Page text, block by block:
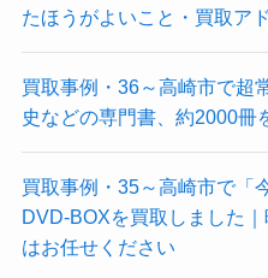
たほうがよいこと・買取ア
買取事例・36～高崎市で超
史などの専門書、約2000冊
買取事例・35～高崎市で「
DVD-BOXを買取しました
はお任せください